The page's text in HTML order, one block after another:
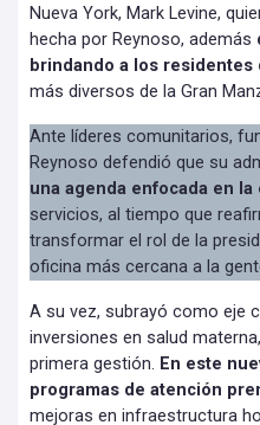
Nueva York, Mark Levine,
hecha por Reynoso, además
brindando a los
más diversos de la Gran
Ante líderes comunitarios,
Reynoso defendió que su
una agenda enfocada en la
servicios, al tiempo que
transformar el rol de la
oficina más cercana a la
A su vez, subrayó como eje
inversiones en salud
primera gestión. En este
programas de atención
mejoras en infraestructura